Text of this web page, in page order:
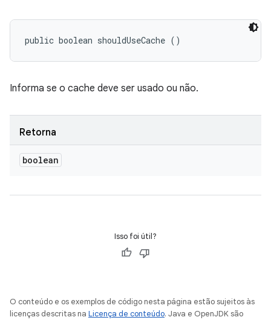
public boolean shouldUseCache ()
Informa se o cache deve ser usado ou não.
Retorna
boolean
Isso foi útil?
O conteúdo e os exemplos de código nesta página estão sujeitos às
licenças descritas na Licença de conteúdo. Java e OpenJDK são